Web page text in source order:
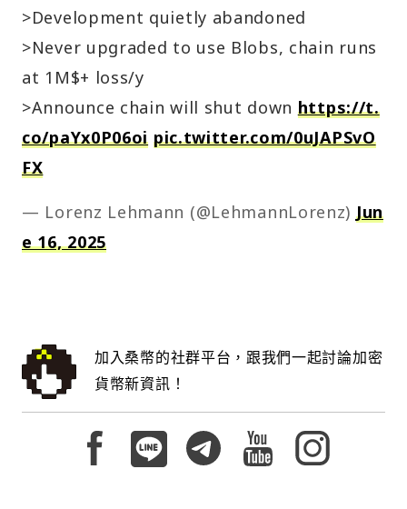
>Development quietly abandoned
>Never upgraded to use Blobs, chain runs
at 1M$+ loss/y
>Announce chain will shut down https://t.
co/paYx0P06oi pic.twitter.com/0uJAPSvO
FX
— Lorenz Lehmann (@LehmannLorenz) Jun
e 16, 2025
加入桑幣的社群平台，跟我們一起討論加密
貨幣新資訊！